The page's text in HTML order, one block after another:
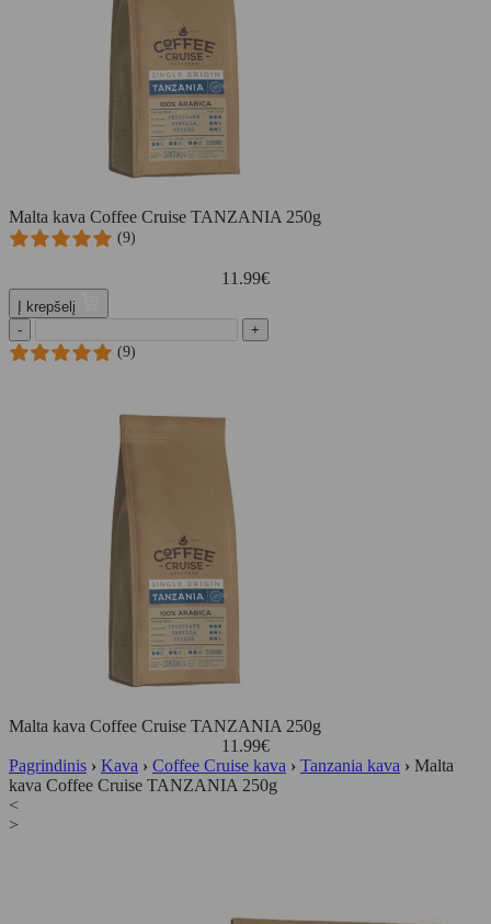
Malta kava Coffee Cruise TANZANIA 250g
(9)
11.99€
Į krepšelį
-
+
(9)
Malta kava Coffee Cruise TANZANIA 250g
11.99€
Pagrindinis › Kava › Coffee Cruise kava › Tanzania kava › Malta
kava Coffee Cruise TANZANIA 250g
<
>